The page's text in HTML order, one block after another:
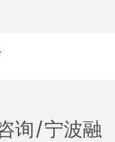
询/宁波融